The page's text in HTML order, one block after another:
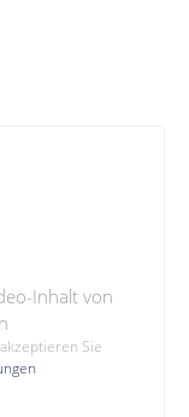
Inhalt von
Sie